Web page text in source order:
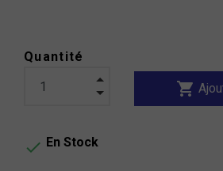
Quantité
shopping_cart
 En Stock